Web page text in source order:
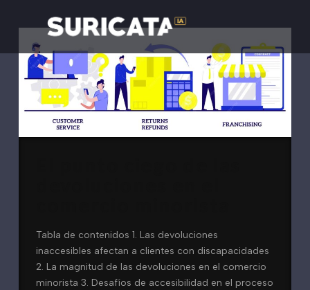
Tabla de contenidos 1. Las devoluciones
inaccesibles afectan a clientes con discapacidades
2. La magnitud de las devoluciones en el comercio
minorista 3. Desafíos de accesibilidad en el proceso